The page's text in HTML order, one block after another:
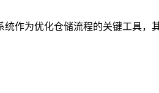
作为优化仓储流程的关键工具，